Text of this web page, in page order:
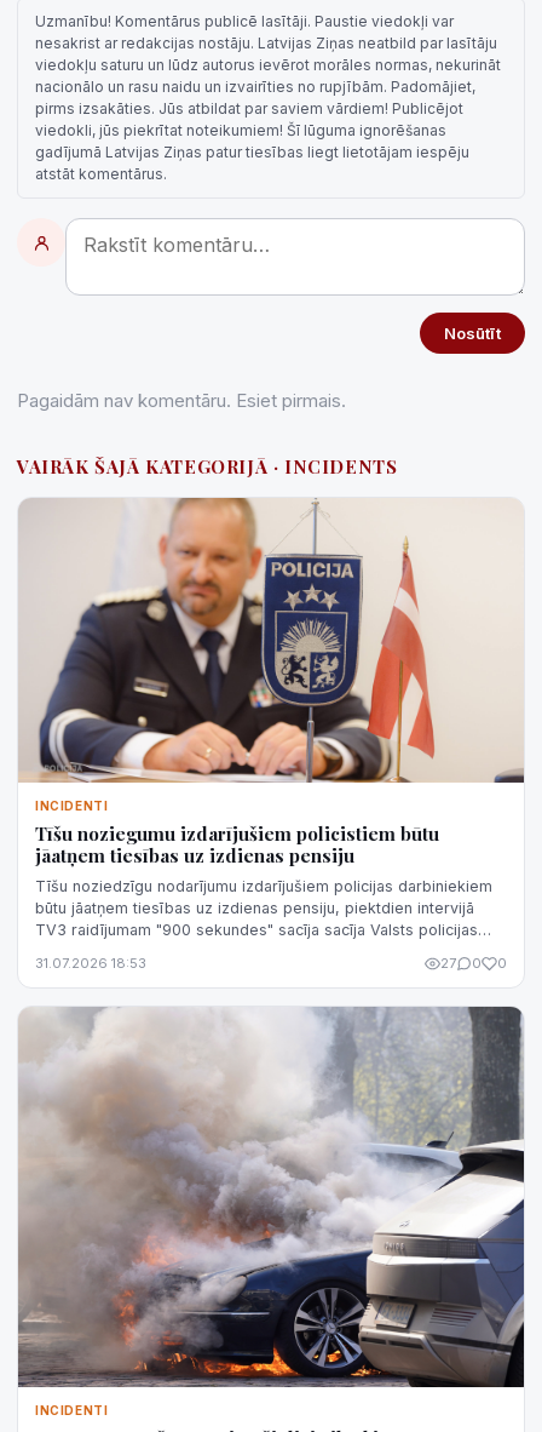
Uzmanību! Komentārus publicē lasītāji. Paustie viedokļi var
nesakrist ar redakcijas nostāju. Latvijas Ziņas neatbild par lasītāju
viedokļu saturu un lūdz autorus ievērot morāles normas, nekurināt
nacionālo un rasu naidu un izvairīties no rupjībām. Padomājiet,
pirms izsakāties. Jūs atbildat par saviem vārdiem! Publicējot
viedokli, jūs piekrītat noteikumiem! Šī lūguma ignorēšanas
gadījumā Latvijas Ziņas patur tiesības liegt lietotājam iespēju
atstāt komentārus.
Nosūtīt
Pagaidām nav komentāru. Esiet pirmais.
VAIRĀK ŠAJĀ KATEGORIJĀ · INCIDENTS
INCIDENTI
Tīšu noziegumu izdarījušiem policistiem būtu
jāatņem tiesības uz izdienas pensiju
Tīšu noziedzīgu nodarījumu izdarījušiem policijas darbiniekiem
būtu jāatņem tiesības uz izdienas pensiju, piektdien intervijā
TV3 raidījumam "900 sekundes" sacīja sacīja Valsts policijas
31.07.2026 18:53 27 0 0
INCIDENTI